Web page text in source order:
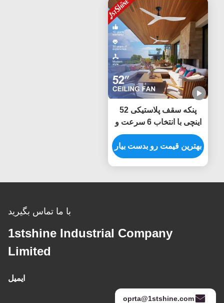
پنکه سقف پلاستیکی 52
اینچی با انتخاب 6 سرعت و
کنترل از راه دور هوشمند
برای منبع برق DC
بهترین قیمت رو بدست بیار
با ما تماس بگیرید
1stshine Industrial Company
Limited
ایمیل
oprta@1stshine.com